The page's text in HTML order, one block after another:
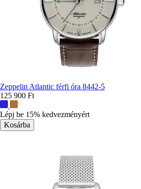
Zeppelin Atlantic férfi óra 8442-5
125 900 Ft
színek:
Lépj be 15% kedvezményért